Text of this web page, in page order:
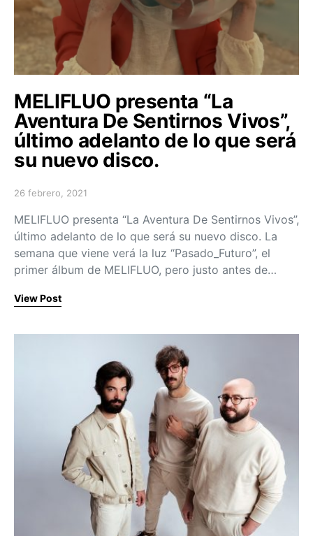
MELIFLUO presenta “La
Aventura De Sentirnos Vivos”,
último adelanto de lo que será
su nuevo disco.
Posted on
26 febrero, 2021
MELIFLUO presenta “La Aventura De Sentirnos Vivos”,
último adelanto de lo que será su nuevo disco. La
semana que viene verá la luz “Pasado_Futuro”, el
primer álbum de MELIFLUO, pero justo antes de…
View Post